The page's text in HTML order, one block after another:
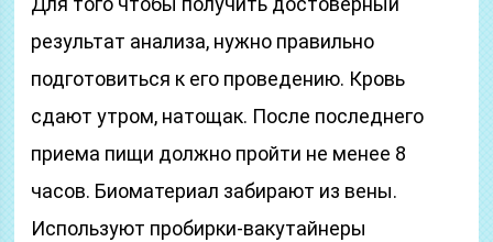
результат анализа, нужно правильно
подготовиться к его проведению. Кровь
сдают утром, натощак. После последнего
приема пищи должно пройти не менее 8
часов. Биоматериал забирают из вены.
Используют пробирки-вакутайнеры